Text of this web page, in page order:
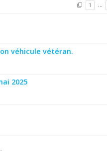
1 …
véhicule vétéran.
2025